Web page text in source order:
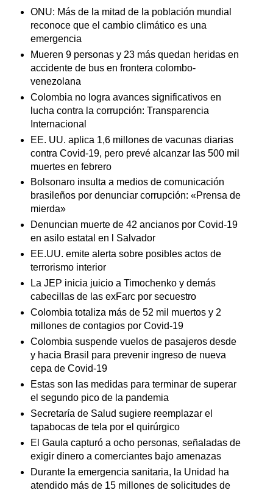
ONU: Más de la mitad de la población mundial
reconoce que el cambio climático es una
emergencia
Mueren 9 personas y 23 más quedan heridas en
accidente de bus en frontera colombo-
venezolana
Colombia no logra avances significativos en
lucha contra la corrupción: Transparencia
Internacional
EE. UU. aplica 1,6 millones de vacunas diarias
contra Covid-19, pero prevé alcanzar las 500 mil
muertes en febrero
Bolsonaro insulta a medios de comunicación
brasileños por denunciar corrupción: «Prensa de
mierda»
Denuncian muerte de 42 ancianos por Covid-19
en asilo estatal en l Salvador
EE.UU. emite alerta sobre posibles actos de
terrorismo interior
La JEP inicia juicio a Timochenko y demás
cabecillas de las exFarc por secuestro
Colombia totaliza más de 52 mil muertos y 2
millones de contagios por Covid-19
Colombia suspende vuelos de pasajeros desde
y hacia Brasil para prevenir ingreso de nueva
cepa de Covid-19
Estas son las medidas para terminar de superar
el segundo pico de la pandemia
Secretaría de Salud sugiere reemplazar el
tapabocas de tela por el quirúrgico
El Gaula capturó a ocho personas, señaladas de
exigir dinero a comerciantes bajo amenazas
Durante la emergencia sanitaria, la Unidad ha
atendido más de 15 millones de solicitudes de